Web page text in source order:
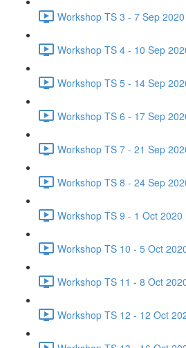
Workshop TS 3 - 7 Sep
Workshop TS 4 - 10 Sep
Workshop TS 5 - 14 Sep
Workshop TS 6 - 17 Sep
Workshop TS 7 - 21 Sep
Workshop TS 8 - 24 Sep
Workshop TS 9 - 1 Oct 2020
Workshop TS 10 - 5 Oct
Workshop TS 11 - 8 Oct
Workshop TS 12 - 12 Oct